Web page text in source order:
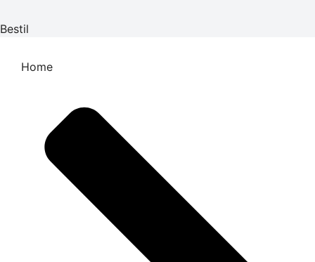
Bestil
Home